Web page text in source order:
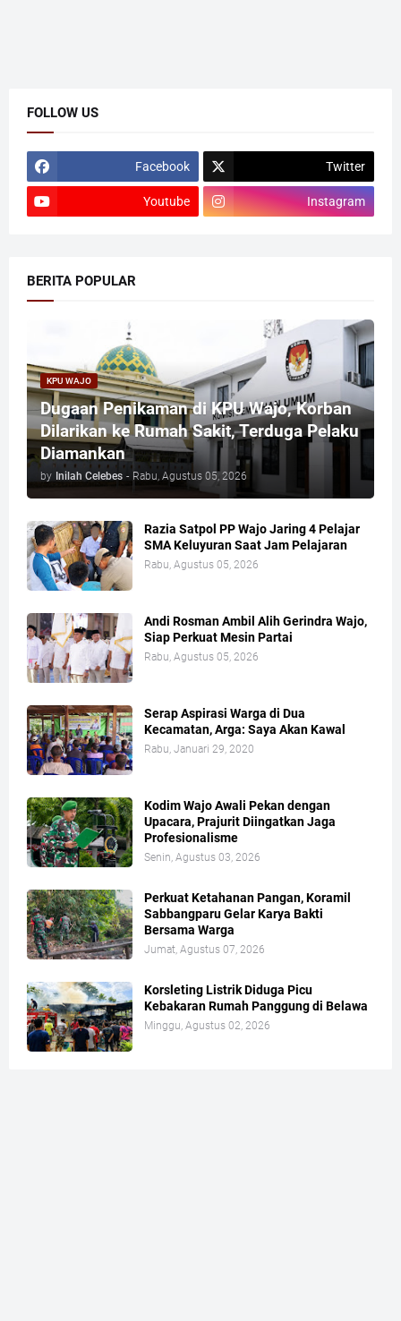
FOLLOW US
Facebook Twitter
Youtube Instagram
BERITA POPULAR
KPU WAJO
Dugaan Penikaman di KPU Wajo, Korban
Dilarikan ke Rumah Sakit, Terduga Pelaku
Diamankan
by Inilah Celebes - Rabu, Agustus 05, 2026
Razia Satpol PP Wajo Jaring 4 Pelajar
SMA Keluyuran Saat Jam Pelajaran
Rabu, Agustus 05, 2026
Andi Rosman Ambil Alih Gerindra Wajo,
Siap Perkuat Mesin Partai
Rabu, Agustus 05, 2026
Serap Aspirasi Warga di Dua
Kecamatan, Arga: Saya Akan Kawal
Rabu, Januari 29, 2020
Kodim Wajo Awali Pekan dengan
Upacara, Prajurit Diingatkan Jaga
Profesionalisme
Senin, Agustus 03, 2026
Perkuat Ketahanan Pangan, Koramil
Sabbangparu Gelar Karya Bakti
Bersama Warga
Jumat, Agustus 07, 2026
Korsleting Listrik Diduga Picu
Kebakaran Rumah Panggung di Belawa
Minggu, Agustus 02, 2026